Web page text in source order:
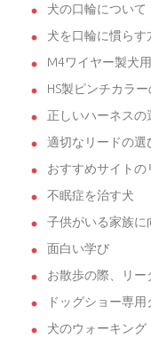
犬の口輪について
犬を口輪に慣らす
M4ワイヤー製犬
HS製ピンチカラ
正しいハーネスの
適切なリードの選
おすすめサイトの
不眠症を治す犬
子供がいる家族に
面白い学び
お散歩の際、リ
ドッグショー専用
犬のウォーキング